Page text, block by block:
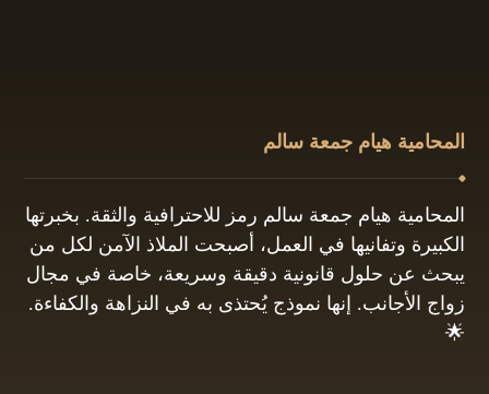
المحامية هيام جمعة سالم
المحامية هيام جمعة سالم رمز للاحترافية والثقة. بخبرتها
الكبيرة وتفانيها في العمل، أصبحت الملاذ الآمن لكل من
يبحث عن حلول قانونية دقيقة وسريعة، خاصة في مجال
زواج الأجانب. إنها نموذج يُحتذى به في النزاهة والكفاءة.
🌟